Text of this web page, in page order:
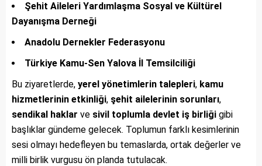
Şehit Aileleri Yardımlaşma Sosyal ve Kültürel
Dayanışma Derneği
Anadolu Dernekler Federasyonu
Türkiye Kamu-Sen Yalova İl Temsilciliği
Bu ziyaretlerde, yerel yönetimlerin talepleri, kamu
hizmetlerinin etkinliği, şehit ailelerinin sorunları,
sendikal haklar ve sivil toplumla devlet iş birliği gibi
başlıklar gündeme gelecek. Toplumun farklı kesimlerinin
sesi olmayı hedefleyen bu temaslarda, ortak değerler ve
milli birlik vurgusu ön planda tutulacak.